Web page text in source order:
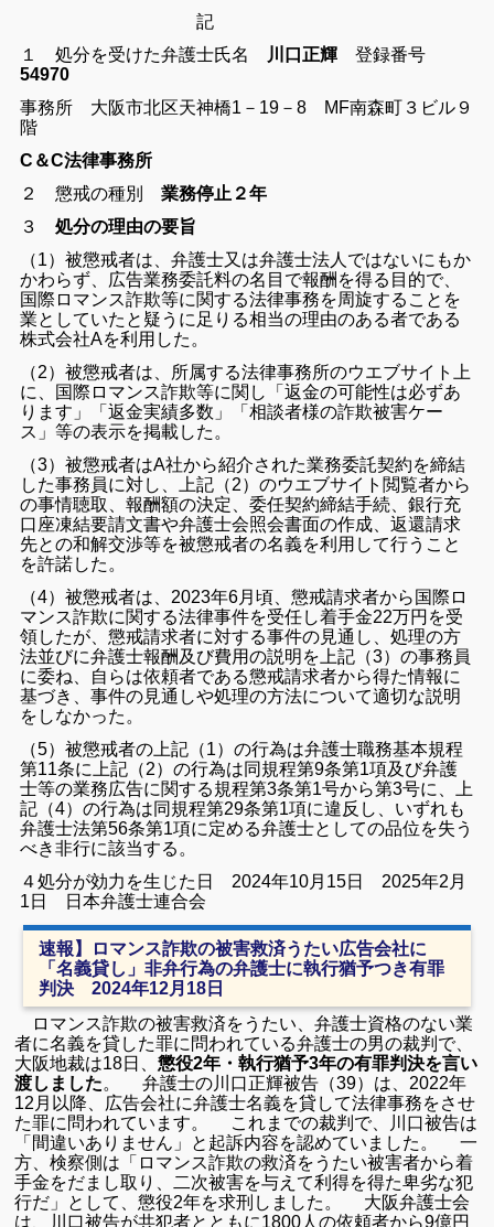
記
１ 処分を受けた弁護士氏名 川口正輝登録番号
54970
事務所 大阪市北区天神橋1－19－8 MF南森町３ビル９
階
C＆C法律事務所
２ 懲戒の種別業務停止２年
３処分の理由の要旨
（1）被懲戒者は、弁護士又は弁護士法人ではないにもか
かわらず、広告業務委託料の名目で報酬を得る目的で、
国際ロマンス詐欺等に関する法律事務を周旋することを
業としていたと疑うに足りる相当の理由のある者である
株式会社Aを利用した。
（2）被懲戒者は、所属する法律事務所のウエブサイト上
に、国際ロマンス詐欺等に関し「返金の可能性は必ずあ
ります」「返金実績多数」「相談者様の詐欺被害ケー
ス」等の表示を掲載した。
（3）被懲戒者はA社から紹介された業務委託契約を締結
した事務員に対し、上記（2）のウエブサイト閲覧者から
の事情聴取、報酬額の決定、委任契約締結手続、銀行充
口座凍結要請文書や弁護士会照会書面の作成、返還請求
先との和解交渉等を被懲戒者の名義を利用して行うこと
を許諾した。
（4）被懲戒者は、2023年6月頃、懲戒請求者から国際ロ
マンス詐欺に関する法律事件を受任し着手金22万円を受
領したが、懲戒請求者に対する事件の見通し、処理の方
法並びに弁護士報酬及び費用の説明を上記（3）の事務員
に委ね、自らは依頼者である懲戒請求者から得た情報に
基づき、事件の見通しや処理の方法について適切な説明
をしなかった。
（5）被懲戒者の上記（1）の行為は弁護士職務基本規程
第11条に上記（2）の行為は同規程第9条第1項及び弁護
士等の業務広告に関する規程第3条第1号から第3号に、上
記（4）の行為は同規程第29条第1項に違反し、いずれも
弁護士法第56条第1項に定める弁護士としての品位を失う
べき非行に該当する。
４処分が効力を生じた日 2024年10月15日
2025年2月
1日 日本弁護士連合会
速報】ロマンス詐欺の被害救済うたい広告会社に
「名義貸し」非弁行為の弁護士に執行猶予つき有罪
判決 2024年12月18日
ロマンス詐欺の被害救済をうたい、弁護士資格のない業
者に名義を貸した罪に問われている弁護士の男の裁判で、
大阪地裁は18日、懲役2年・執行猶予3年の有罪判決を言い
渡しました。 弁護士の川口正輝被告（39）は、2022年
12月以降、広告会社に弁護士名義を貸して法律事務をさせ
た罪に問われています。 これまでの裁判で、川口被告は
「間違いありません」と起訴内容を認めていました。 一
方、検察側は「ロマンス詐欺の救済をうたい被害者から着
手金をだまし取り、二次被害を与えて利得を得た卑劣な犯
行だ」として、懲役2年を求刑しました。 大阪弁護士会
は、川口被告が共犯者とともに1800人の依頼者から9億円